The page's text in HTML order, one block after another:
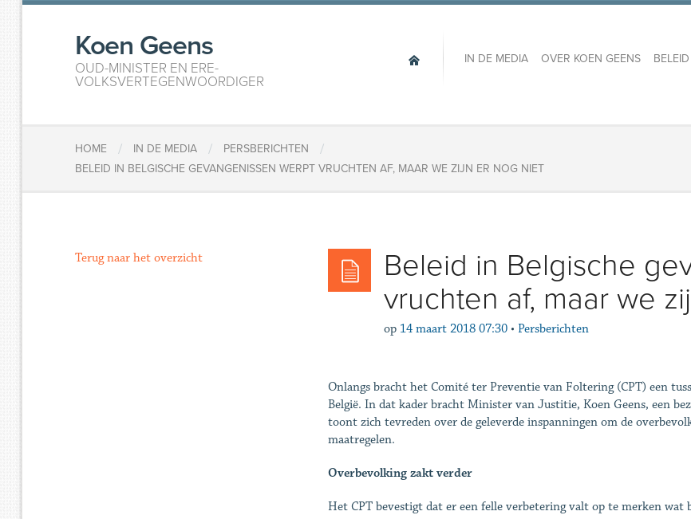
Koen Geens
OUD-MINISTER EN ERE-
VOLKSVERTEGENWOORDIGER
IN DE MEDIA OVER KOEN GEENS BELEID
HOME / IN DE MEDIA / PERSBERICHTEN /
BELEID IN BELGISCHE GEVANGENISSEN WERPT VRUCHTEN AF, MAAR WE ZIJN ER NOG NIET
Beleid in Belgische
vruchten af, maar we
op 14 maart 2018 07:30 • Persberichten
Onlangs bracht het Comité ter Preventie van Foltering (CPT) een
België. In dat kader bracht Minister van Justitie, Koen Geens, een
toont zich tevreden over de geleverde inspanningen om de
maatregelen.
Overbevolking zakt verder
Het CPT bevestigt dat er een felle verbetering valt op te merken
Terug naar het overzicht